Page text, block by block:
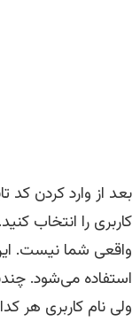
بعد از وارد کردن کد
کاربری را انتخاب
واقعی شما نیست.
استفاده می‌شود.
ولی نام کاربری هر